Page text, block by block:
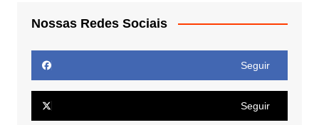
Nossas Redes Sociais
Seguir
Seguir